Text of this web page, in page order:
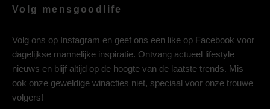
Volg mensgoodlife
Volg ons op Instagram en geef ons een like op Facebook voor
dagelijkse mannelijke inspiratie. Ontvang actueel lifestyle
nieuws en blijf altijd op de hoogte van de laatste trends. Mis
ook onze geweldige winacties niet, speciaal voor onze trouwe
volgers!